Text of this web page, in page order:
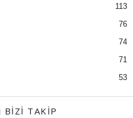
113
76
74
71
53
BIZI TAKIP